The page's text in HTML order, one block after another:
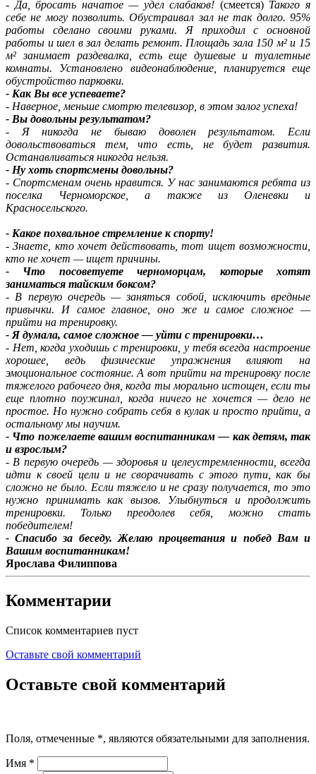
- Да, бросать начатое — удел слабаков! (смеется) Такого я
себе не могу позволить. Обустраивал зал не так долго. 95%
работы сделано своими руками. Я приходил с основной
работы и шел в зал делать ремонт. Площадь зала 150 м² и 15
м² занимает раздевалка, есть еще душевые и туалетные
комнаты. Установлено видеонаблюдение, планируется еще
обустройство парковки.
- Как Вы все успеваете?
- Наверное, меньше смотрю телевизор, в этом залог успеха!
- Вы довольны результатом?
- Я никогда не бываю доволен результатом. Если
довольствоваться тем, что есть, не будет развития.
Останавливаться никогда нельзя.
- Ну хоть спортсмены довольны?
- Спортсменам очень нравится. У нас занимаются ребята из
поселка Черноморское, а также из Оленевки и
Красносельского.
- Какое похвальное стремление к спорту!
- Знаете, кто хочет действовать, тот ищет возможности,
кто не хочет — ищет причины.
- Что посоветуете черноморцам, которые хотят
заниматься тайским боксом?
- В первую очередь — заняться собой, исключить вредные
привычки. И самое главное, оно же и самое сложное —
прийти на тренировку.
- Я думала, самое сложное — уйти с тренировки…
- Нет, когда уходишь с тренировки, у тебя всегда настроение
хорошее, ведь физические упражнения влияют на
эмоциональное состояние. А вот прийти на тренировку после
тяжелого рабочего дня, когда ты морально истощен, если ты
еще плотно поужинал, когда ничего не хочется — дело не
простое. Но нужно собрать себя в кулак и просто прийти, а
остальному мы научим.
- Что пожелаете вашим воспитанникам — как детям, так
и взрослым?
- В первую очередь — здоровья и целеустремленности, всегда
идти к своей цели и не сворачивать с этого пути, как бы
сложно не было. Если тяжело и не сразу получается, то это
нужно принимать как вызов. Улыбнуться и продолжить
тренировки. Только преодолев себя, можно стать
победителем!
- Спасибо за беседу. Желаю процветания и побед Вам и
Вашим воспитанникам!
Ярослава Филиппова
Комментарии
Список комментариев пуст
Оставьте свой комментарий
Оставьте свой комментарий
Поля, отмеченные *, являются обязательными для заполнения.
Имя *